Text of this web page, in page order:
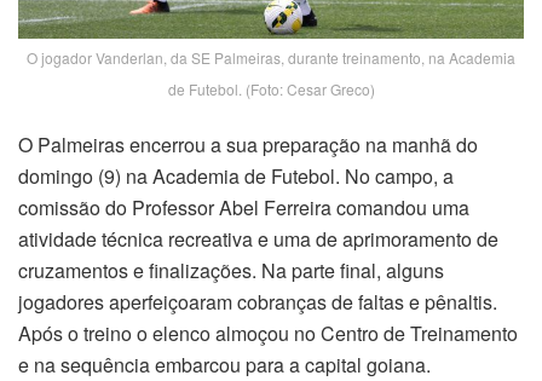
O jogador Vanderlan, da SE Palmeiras, durante treinamento, na Academia
de Futebol. (Foto: Cesar Greco)
O Palmeiras encerrou a sua preparação na manhã do
domingo (9) na Academia de Futebol. No campo, a
comissão do Professor Abel Ferreira comandou uma
atividade técnica recreativa e uma de aprimoramento de
cruzamentos e finalizações. Na parte final, alguns
jogadores aperfeiçoaram cobranças de faltas e pênaltis.
Após o treino o elenco almoçou no Centro de Treinamento
e na sequência embarcou para a capital goiana.